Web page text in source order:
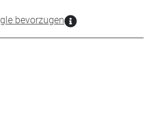
bevorzugen